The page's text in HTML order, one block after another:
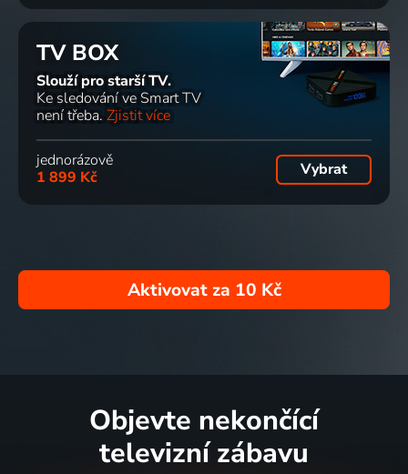
TV BOX
Slouží pro starší TV.
Ke sledování ve Smart TV
není třeba. Zjistit více
jednorázově
1 899 Kč
Vybrat
Aktivovat za 10 Kč
Objevte nekončící
televizní zábavu